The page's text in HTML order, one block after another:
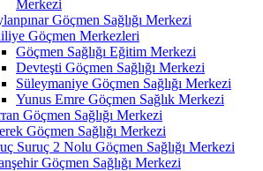
Merkezi
Göçmen Sağlığı Merkezi
Göçmen Merkezleri
Göçmen Sağlığı Eğitim Merkezi
Devteşti Göçmen Sağlığı Merkezi
Süleymaniye Göçmen Sağlığı Merkezi
Yunus Emre Göçmen Sağlık Merkezi
Göçmen Sağlığı Merkezi
Göçmen Sağlığı Merkezi
Suruç 2 Nolu Göçmen Sağlığı Merkezi
Göçmen Sağlığı Merkezi